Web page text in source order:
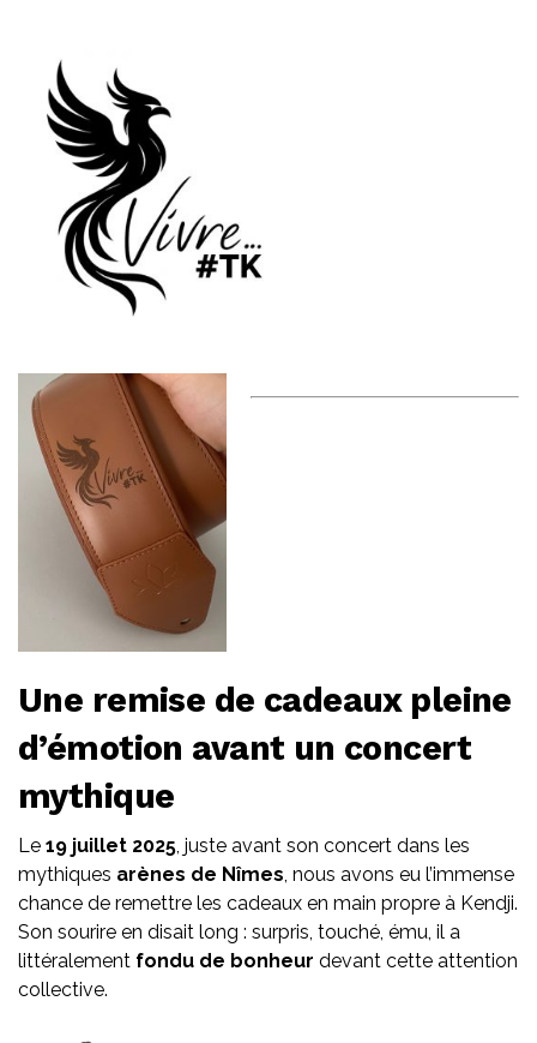
Une remise de cadeaux pleine
d’émotion avant un concert
mythique
Le 19 juillet 2025 , juste avant son concert dans les
mythiques arènes de Nîmes , nous avons eu l’immense
chance de remettre les cadeaux en main propre à Kendji.
Son sourire en disait long : surpris, touché, ému, il a
littéralement fondu de bonheur devant cette attention
collective.